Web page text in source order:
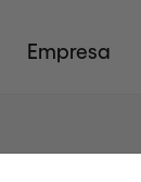
Empresa